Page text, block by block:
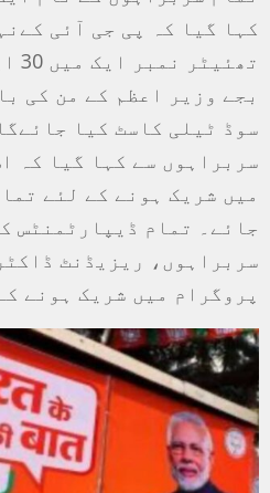
کہا گیا کہ پی جی آئی
بجے وزیر اعظم کے من کی
سوڈ ٹیلی کاسٹ کیا
سربراہوں سے کہا گیا کہ
میں شریک ہونے کے لئے
جائے۔ تمام ڈیپارٹمنٹس
سربراہوں، ریزیڈنٹ
پروگرام میں شریک ہونے